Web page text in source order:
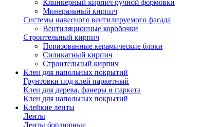
Клинкерный кирпич ручной формовки
Минеральный кирпич
Системы навесного вентилируемого фасада
Вентиляционные коробочки
Строительный кирпич
Поризованные керамические блоки
Силикатный кирпич
Строительный кирпич
Клеи для напольных покрытий
Грунтовки под клей паркетный
Клеи для дерева, фанеры и паркета
Клеи для напольных покрытий
Клейкие ленты
Ленты
Ленты бордюрные